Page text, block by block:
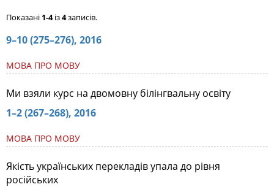
Показані 1-4із4записів.
9–10 (275–276), 2016
МОВА ПРО МОВУ
Ми взяли курс на двомовну білінгвальну освіту
1–2 (267–268), 2016
МОВА ПРО МОВУ
Якість українських перекладів упала до рівня
російських